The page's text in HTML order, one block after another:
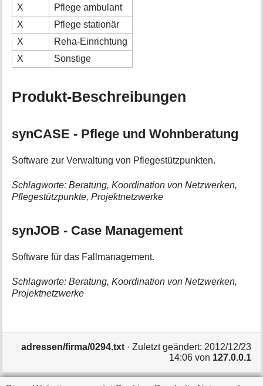
X
Pflege ambulant
X
Pflege stationär
X
Reha-Einrichtung
X
Sonstige
Produkt-Beschreibungen
synCASE - Pflege und Wohnberatung
Software zur Verwaltung von Pflegestützpunkten.
Schlagworte: Beratung, Koordination von Netzwerken,
Pflegestützpunkte, Projektnetzwerke
synJOB - Case Management
Software für das Fallmanagement.
Schlagworte: Beratung, Koordination von Netzwerken,
Projektnetzwerke
adressen/firma/0294.txt· Zuletzt geändert: 2012/12/23
14:06von 127.0.0.1